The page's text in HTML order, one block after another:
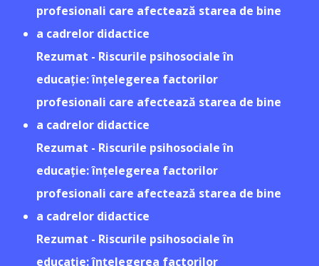
profesionali care afectează starea de bine
a cadrelor didactice
Rezumat - Riscurile psihosociale în
educație: înțelegerea factorilor
profesionali care afectează starea de bine
a cadrelor didactice
Rezumat - Riscurile psihosociale în
educație: înțelegerea factorilor
profesionali care afectează starea de bine
a cadrelor didactice
Rezumat - Riscurile psihosociale în
educație: înțelegerea factorilor